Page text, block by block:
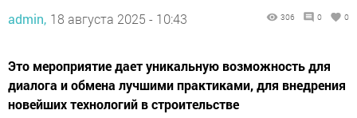
admin, 18 августа 2025 - 10:43 306 0 0
Это мероприятие дает уникальную возможность для
диалога и обмена лучшими практиками, для внедрения
новейших технологий в строительстве